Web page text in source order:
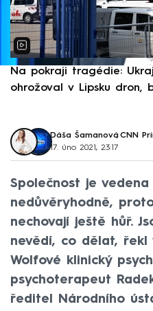
Na pokraji tragédie:
ohrožoval v Lipsku dron,
Dáša Šamanová, CNN
17. úno 2021, 23:17
Společnost je
nedůvěryhodně,
nechovají ještě hůř.
nevědí, co dělat, řekl
Wolfové klinický
psychoterapeut
ředitel Národního